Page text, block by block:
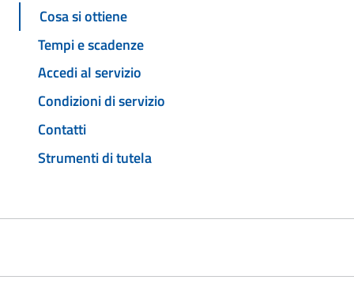
Cosa si ottiene
Tempi e scadenze
Accedi al servizio
Condizioni di servizio
Contatti
Strumenti di tutela